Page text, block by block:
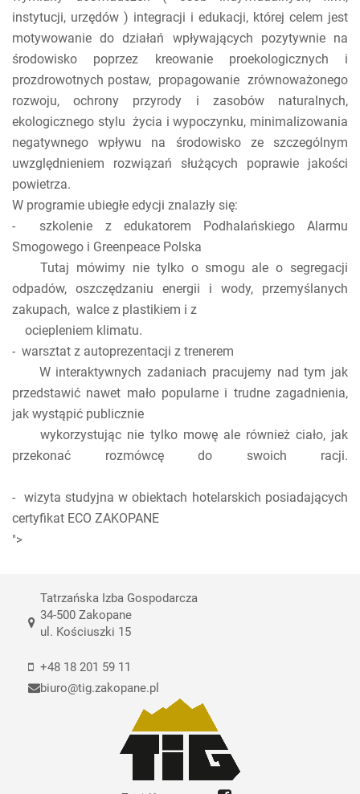
instytucji, urzędów ) integracji i edukacji, której celem jest
motywowanie do działań wpływających pozytywnie na
środowisko poprzez kreowanie proekologicznych i
prozdrowotnych postaw, propagowanie zrównoważonego
rozwoju, ochrony przyrody i zasobów naturalnych,
ekologicznego stylu życia i wypoczynku, minimalizowania
negatywnego wpływu na środowisko ze szczególnym
uwzględnieniem rozwiązań służących poprawie jakości
powietrza.
W programie ubiegłe edycji znalazły się:
- szkolenie z edukatorem Podhalańskiego Alarmu
Smogowego i Greenpeace Polska
Tutaj mówimy nie tylko o smogu ale o segregacji
odpadów, oszczędzaniu energii i wody, przemyślanych
zakupach, walce z plastikiem i z
ociepleniem klimatu.
- warsztat z autoprezentacji z trenerem
W interaktywnych zadaniach pracujemy nad tym jak
przedstawić nawet mało popularne i trudne zagadnienia,
jak wystąpić publicznie
wykorzystując nie tylko mowę ale również ciało, jak
przekonać rozmówcę do swoich racji.
- wizyta studyjna w obiektach hotelarskich posiadających
certyfikat ECO ZAKOPANE
">
Tatrzańska Izba Gospodarcza
34-500 Zakopane
ul. Kościuszki 15
+48 18 201 59 11
biuro@tig.zakopane.pl